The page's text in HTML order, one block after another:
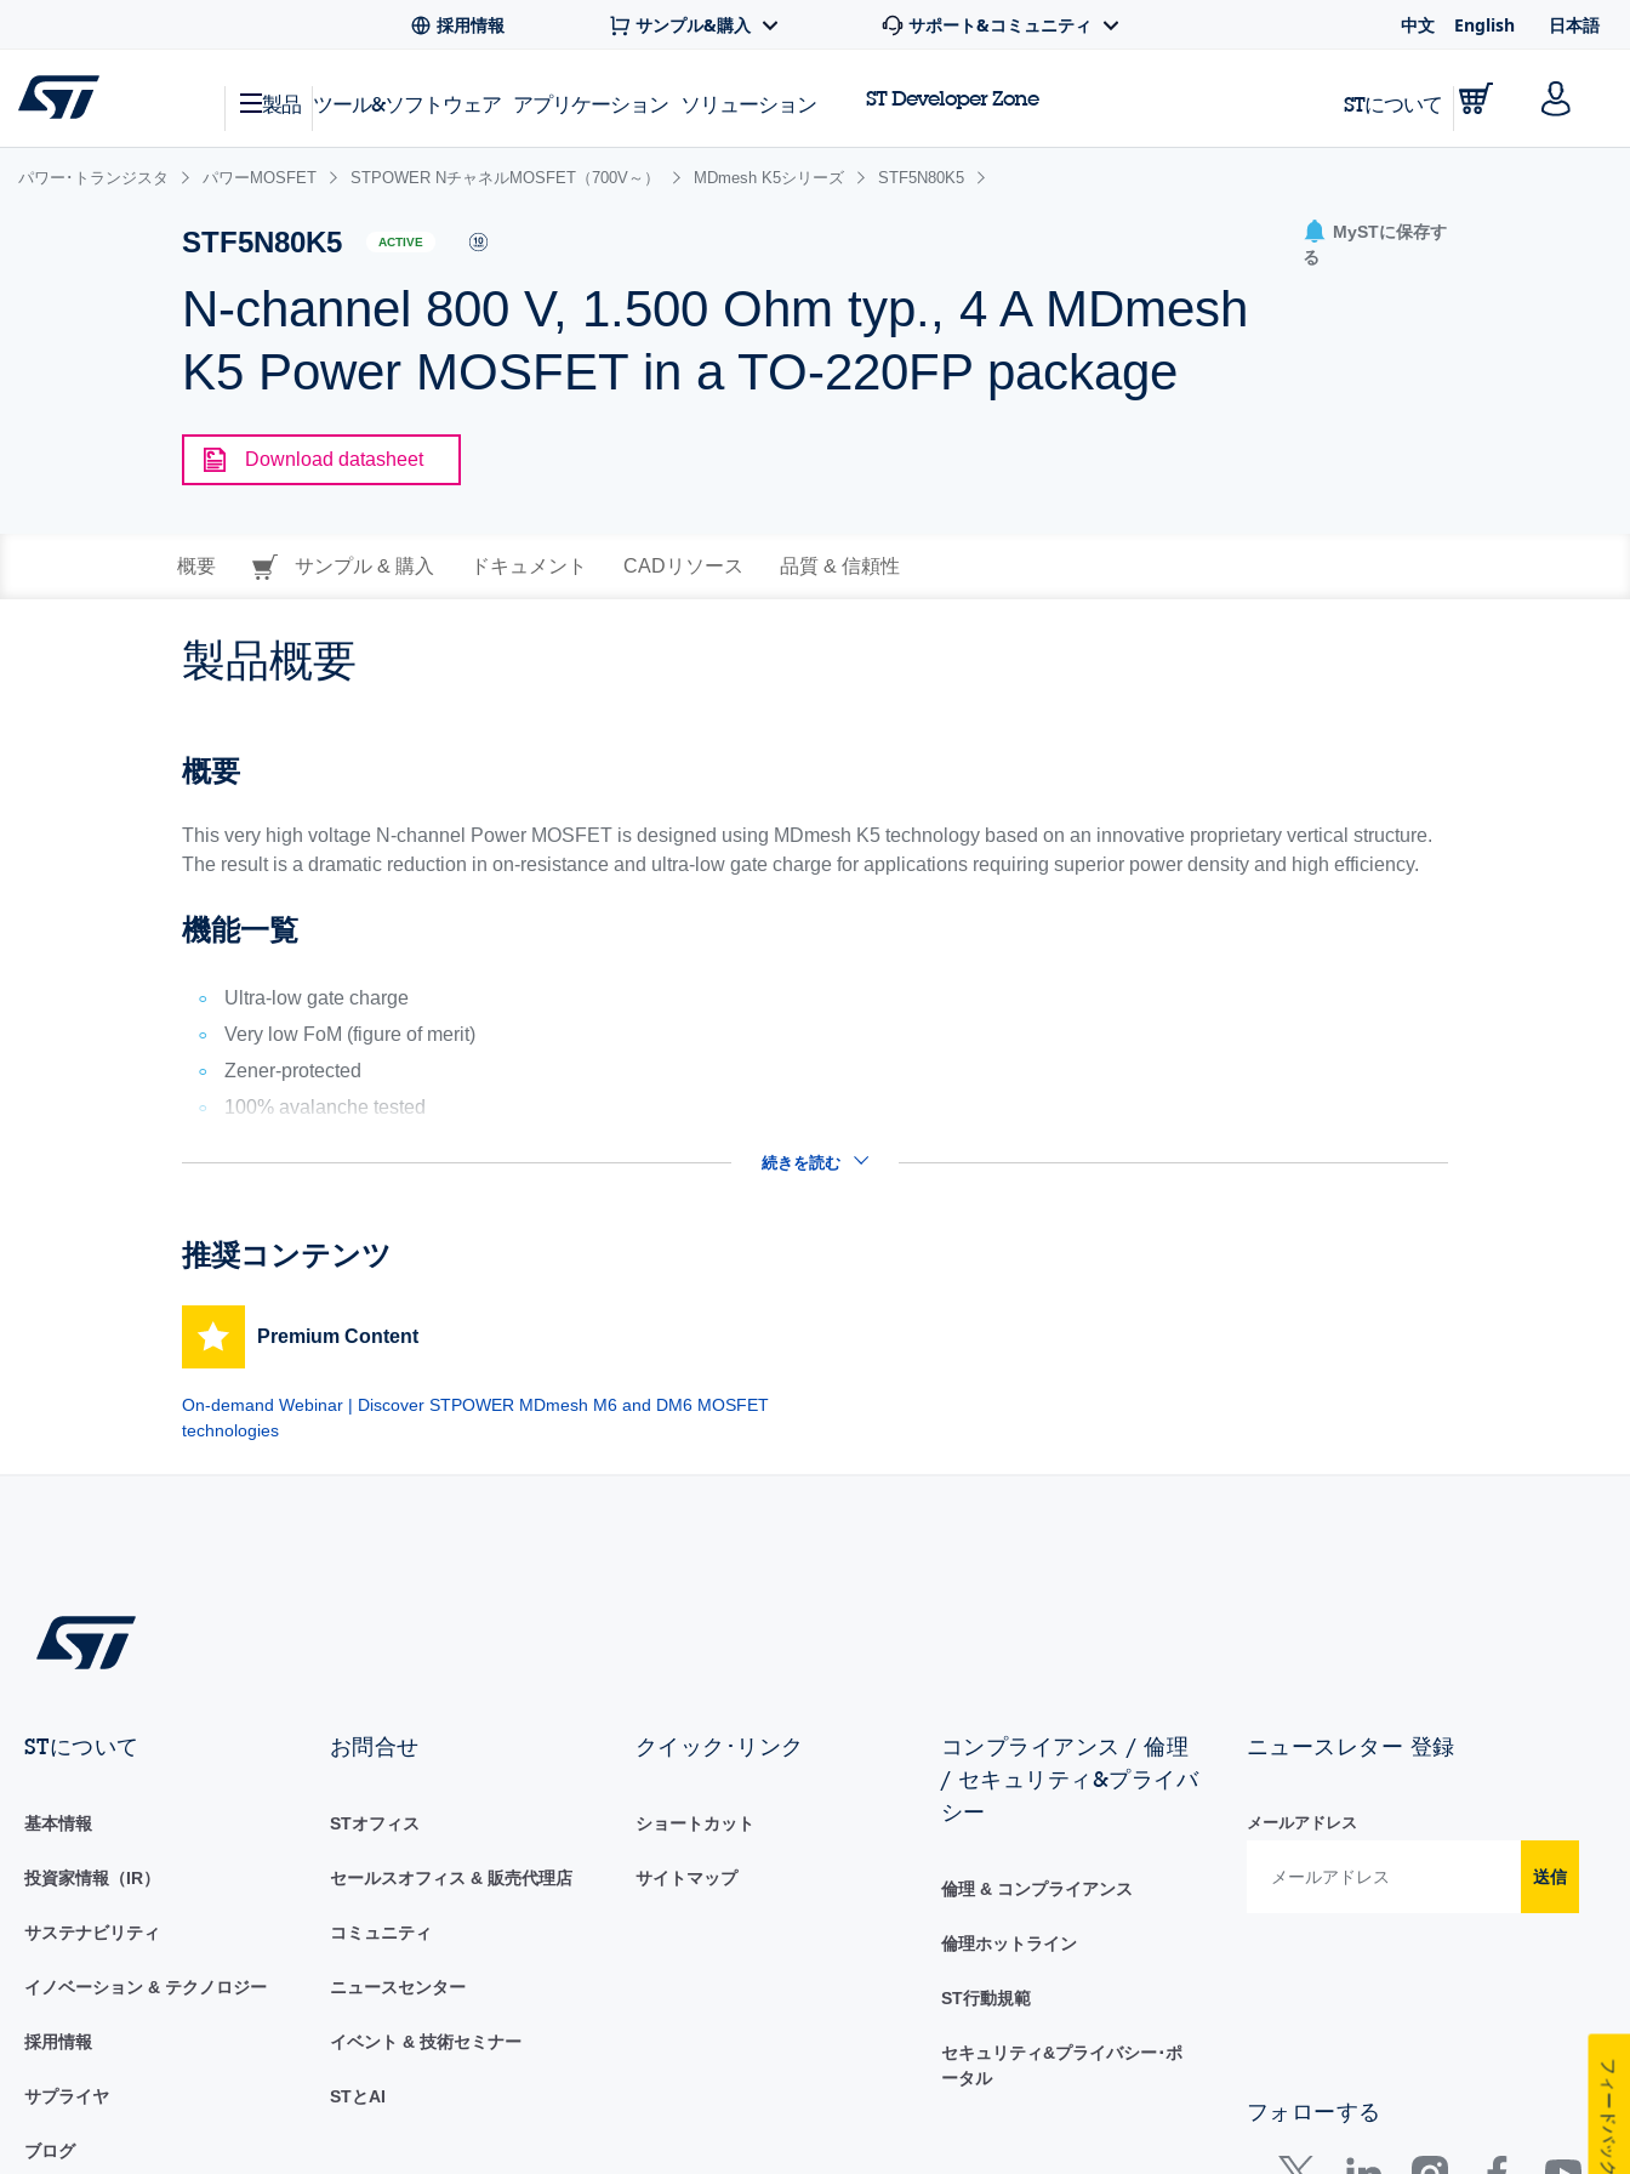
採用情報 サンプル&購入 サポート&コミュニティ 中文 English 日本語
製品 ツール&ソフトウェア アプリケーション ソリューション ST Developer Zone STについて
パワー･トランジスタ パワーMOSFET STPOWER NチャネルMOSFET（700V～） MDmesh K5シリーズ STF5N80K5
STF5N80K5 ACTIVE
N-channel 800 V, 1.500 Ohm typ., 4 A MDmesh
K5 Power MOSFET in a TO-220FP package
MySTに保存す
る
Download datasheet
概要 サンプル & 購入 ドキュメント CADリソース 品質 & 信頼性
製品概要
概要
This very high voltage N-channel Power MOSFET is designed using MDmesh K5 technology based on an innovative proprietary vertical structure.
The result is a dramatic reduction in on-resistance and ultra-low gate charge for applications requiring superior power density and high efficiency.
機能一覧
Ultra-low gate charge
Very low FoM (figure of merit)
Zener-protected
100% avalanche tested
続きを読む
推奨コンテンツ
Premium Content
On-demand Webinar | Discover STPOWER MDmesh M6 and DM6 MOSFET
technologies
STについて
基本情報
投資家情報（IR）
サステナビリティ
イノベーション & テクノロジー
採用情報
サプライヤ
ブログ
お問合せ
STオフィス
セールスオフィス & 販売代理店
コミュニティ
ニュースセンター
イベント & 技術セミナー
STとAI
クイック･リンク
ショートカット
サイトマップ
コンプライアンス / 倫理
/ セキュリティ&プライバ
シー
倫理 & コンプライアンス
倫理ホットライン
ST行動規範
セキュリティ&プライバシー･ポ
ータル
ニュースレター 登録
メールアドレス
送信
フォローする フィードバック